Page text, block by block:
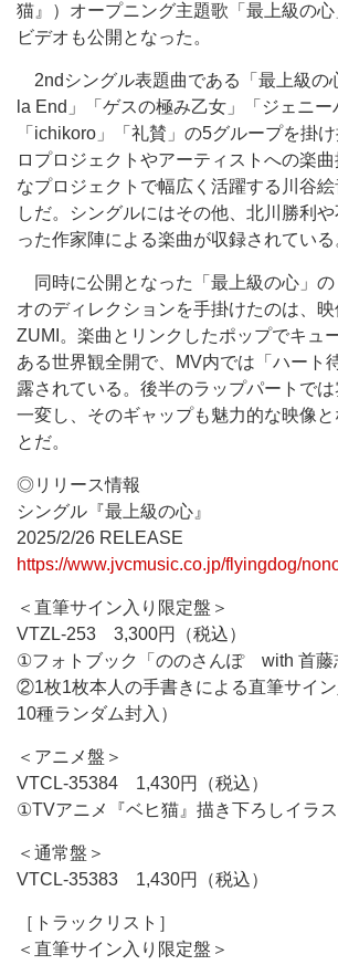
猫』）オープニング主題歌「最上級の
ビデオも公開となった。
2ndシングル表題曲である「最上級の
la End」「ゲスの極み乙女」「ジェニー
「ichikoro」「礼賛」の5グループを掛
ロプロジェクトやアーティストへの楽
なプロジェクトで幅広く活躍する川谷
しだ。シングルにはその他、北川勝利
った作家陣による楽曲が収録されている
同時に公開となった「最上級の心」
オのディレクションを手掛けたのは、
ZUMI。楽曲とリンクしたポップでキュ
ある世界観全開で、MV内では「ハート
露されている。後半のラップパートで
一変し、そのギャップも魅力的な映像と
とだ。
◎リリース情報
シングル『最上級の心』
2025/2/26 RELEASE
https://www.jvcmusic.co.jp/flyingdog/
＜直筆サイン入り限定盤＞
VTZL-253 3,300円（税込）
①フォトブック「ののさんぽ with 首藤
②1枚1枚本人の手書きによる直筆サイ
10種ランダム封入）
＜アニメ盤＞
VTCL-35384 1,430円（税込）
①TVアニメ『ベヒ猫』描き下ろしイラ
＜通常盤＞
VTCL-35383 1,430円（税込）
［トラックリスト］
＜直筆サイン入り限定盤＞